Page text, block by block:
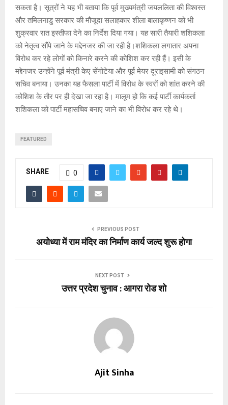
सकता है। सूत्रों ने यह भी बताया कि पूर्व मुख्यमंत्री जयललिता की विश्वस्त
और तमिलनाडु सरकार की मौजूदा सलाहकार शीला बालाकृष्णन को भी
शुक्रवार रात इस्तीफा देने का निर्देश दिया गया। यह सारी तैयारी शशिकला
को नेतृत्व सौंपे जाने के मद्देनजर की जा रही है।शशिकला लगातार अपना
विरोध कर रहे लोगों को किनारे करने की कोशिश कर रही हैं। इसी के
मद्देनजर उन्होंने पूर्व मंत्री केए सेंगोटेया और पूर्व मेयर दूराइसामी को संगठन
सचिव बनाया। उनका यह फैसला पार्टी में विरोध के स्वरों को शांत करने की
कोशिश के तौर पर ही देखा जा रहा है। मालूम हो कि कई पार्टी कार्यकर्ता
शशिकला को पार्टी महासचिव बनाए जाने का भी विरोध कर रहे थे।
FEATURED
SHARE 0
PREVIOUS POST
अयोध्या में राम मंदिर का निर्माण कार्य जल्द शुरू होगा
NEXT POST
उत्तर प्रदेश चुनाव : आगरा रोड शो
Ajit Sinha